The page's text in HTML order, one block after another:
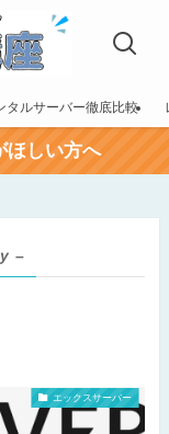
タルサーバー徹底比較
ほしい方へ
–
エックスサーバー